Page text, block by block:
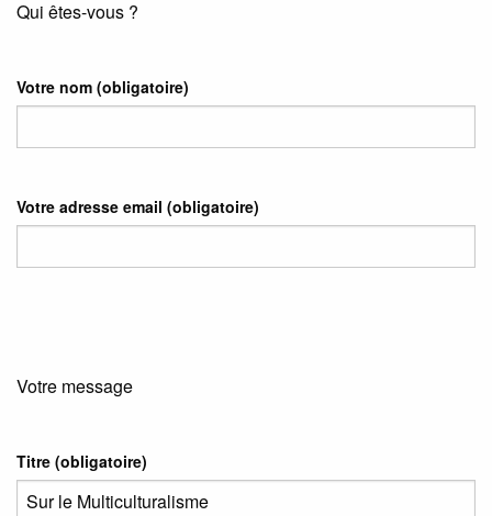
Qui êtes-vous ?
Votre nom (obligatoire)
Votre adresse email (obligatoire)
Votre message
Titre (obligatoire)